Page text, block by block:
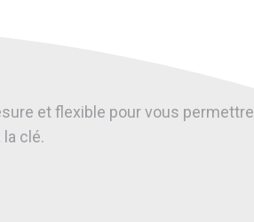
et flexible pour vous permettre
clé.